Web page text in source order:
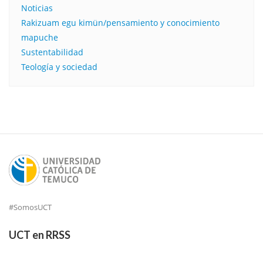
Noticias
Rakizuam egu kimün/pensamiento y conocimiento
mapuche
Sustentabilidad
Teología y sociedad
#SomosUCT
UCT en RRSS